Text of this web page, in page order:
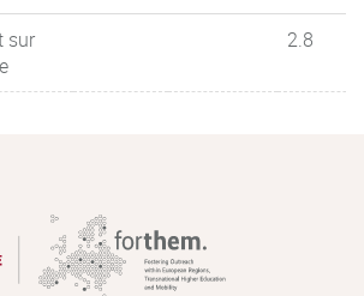
sur
2.8